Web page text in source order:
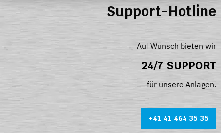
Support-Hotline
Auf Wunsch bieten wir
24/7 SUPPORT
für unsere Anlagen.
+41 41 464 35 35